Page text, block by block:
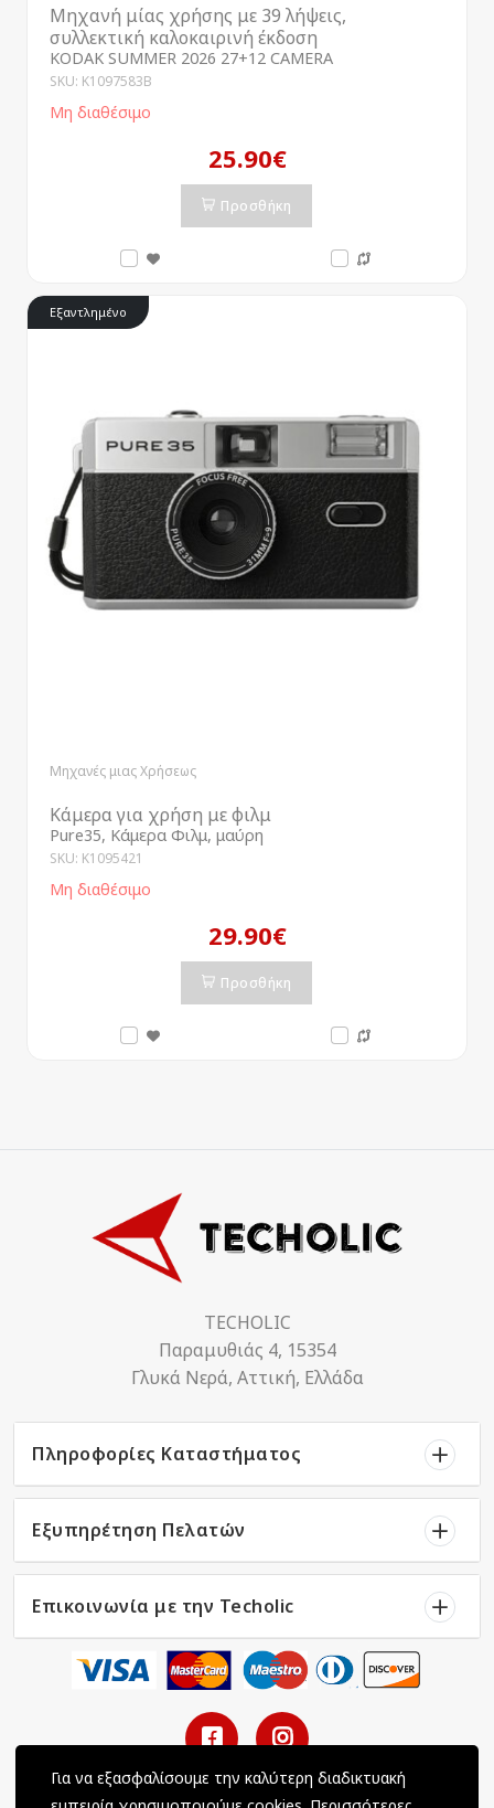
Μηχανή μίας χρήσης με 39 λήψεις,
συλλεκτική καλοκαιρινή έκδοση
KODAK SUMMER 2026 27+12 CAMERA
SKU: K1097583B
Μη διαθέσιμο
25.90€
Προσθήκη
Εξαντλημένο
Μηχανές μιας Χρήσεως
Κάμερα για χρήση με φιλμ
Pure35, Κάμερα Φιλμ, μαύρη
SKU: K1095421
Μη διαθέσιμο
29.90€
Προσθήκη
TECHOLIC
Παραμυθιάς 4, 15354
Γλυκά Νερά, Αττική, Ελλάδα
Πληροφορίες Καταστήματος
Εξυπηρέτηση Πελατών
Επικοινωνία με την Techolic
Για να εξασφαλίσουμε την καλύτερη διαδικτυακή